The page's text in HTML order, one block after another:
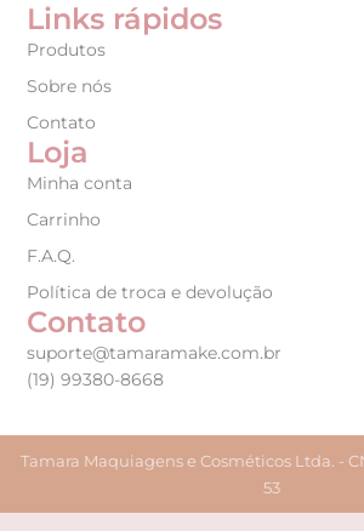
Links rápidos
Produtos
Sobre nós
Contato
Loja
Minha conta
Carrinho
F.A.Q.
Política de troca e devolução
Contato
suporte@tamaramake.com.br
(19) 99380-8668
Tamara Maquiagens e Cosméticos Ltda. -
53